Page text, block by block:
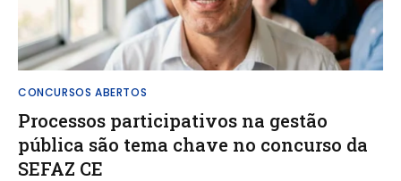
CONCURSOS ABERTOS
Processos participativos na gestão
pública são tema chave no concurso da
SEFAZ CE